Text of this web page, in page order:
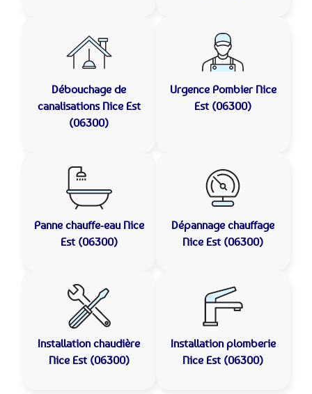
Débouchage de
canalisations Nice Est
(06300)
Urgence Pombier Nice
Est (06300)
Panne chauffe-eau Nice
Est (06300)
Dépannage chauffage
Nice Est (06300)
Installation chaudière
Nice Est (06300)
Installation plomberie
Nice Est (06300)